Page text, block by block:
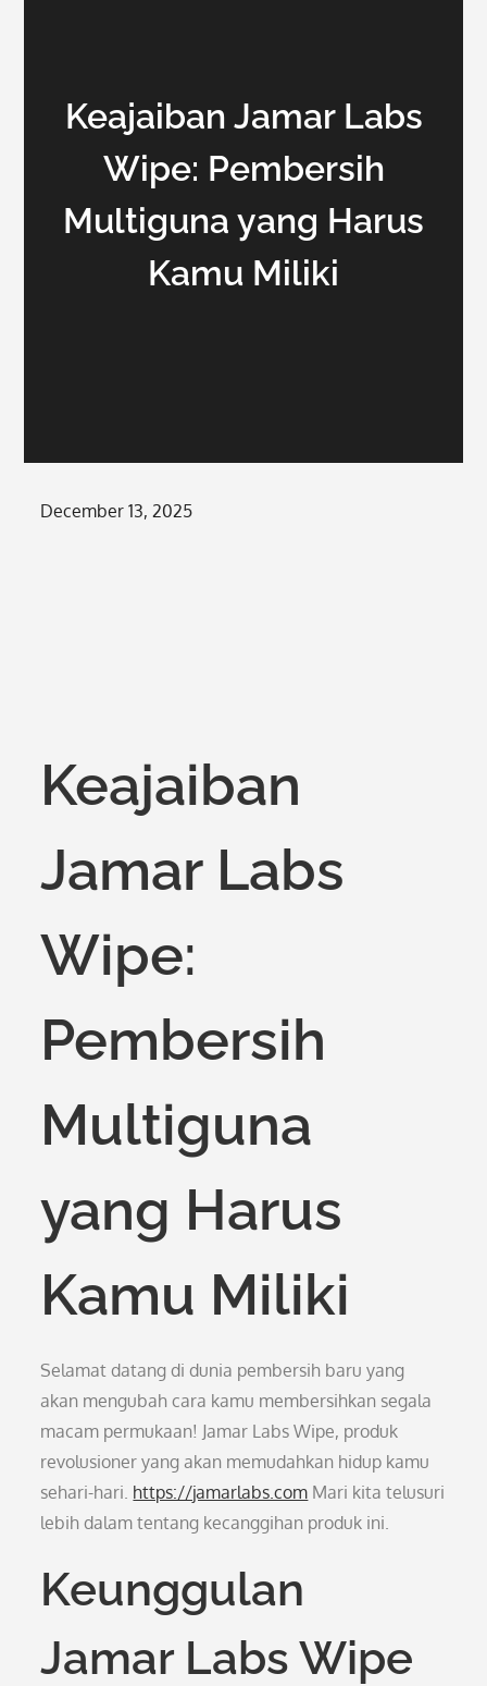
Keajaiban Jamar Labs
Wipe: Pembersih
Multiguna yang Harus
Kamu Miliki
Posted
December 13, 2025
Keajaiban
Jamar Labs
Wipe:
Pembersih
Multiguna
yang Harus
Kamu Miliki
Selamat datang di dunia pembersih baru yang
akan mengubah cara kamu membersihkan segala
macam permukaan! Jamar Labs Wipe, produk
revolusioner yang akan memudahkan hidup kamu
sehari-hari. https://jamarlabs.com Mari kita telusuri
lebih dalam tentang kecanggihan produk ini.
Keunggulan
Jamar Labs Wipe